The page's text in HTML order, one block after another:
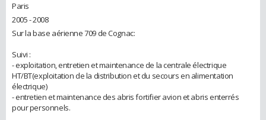
Paris
2005 - 2008
Sur la base aérienne 709 de Cognac:
Suivi :
- exploitation, entretien et maintenance de la centrale électrique
HT/BT(exploitation de la distribution et du secours en alimentation
électrique)
- entretien et maintenance des abris fortifier avion et abris enterrés
pour personnels.